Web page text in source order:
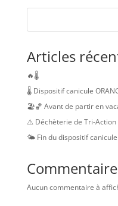
Articles
🔥🌡️
🌡️ Dispositif canicule
🏖️🏀 Avant de partir en
⚠️ Déchèterie de Tri-
🌤️ Fin du dispositif
Aucun commentaire à